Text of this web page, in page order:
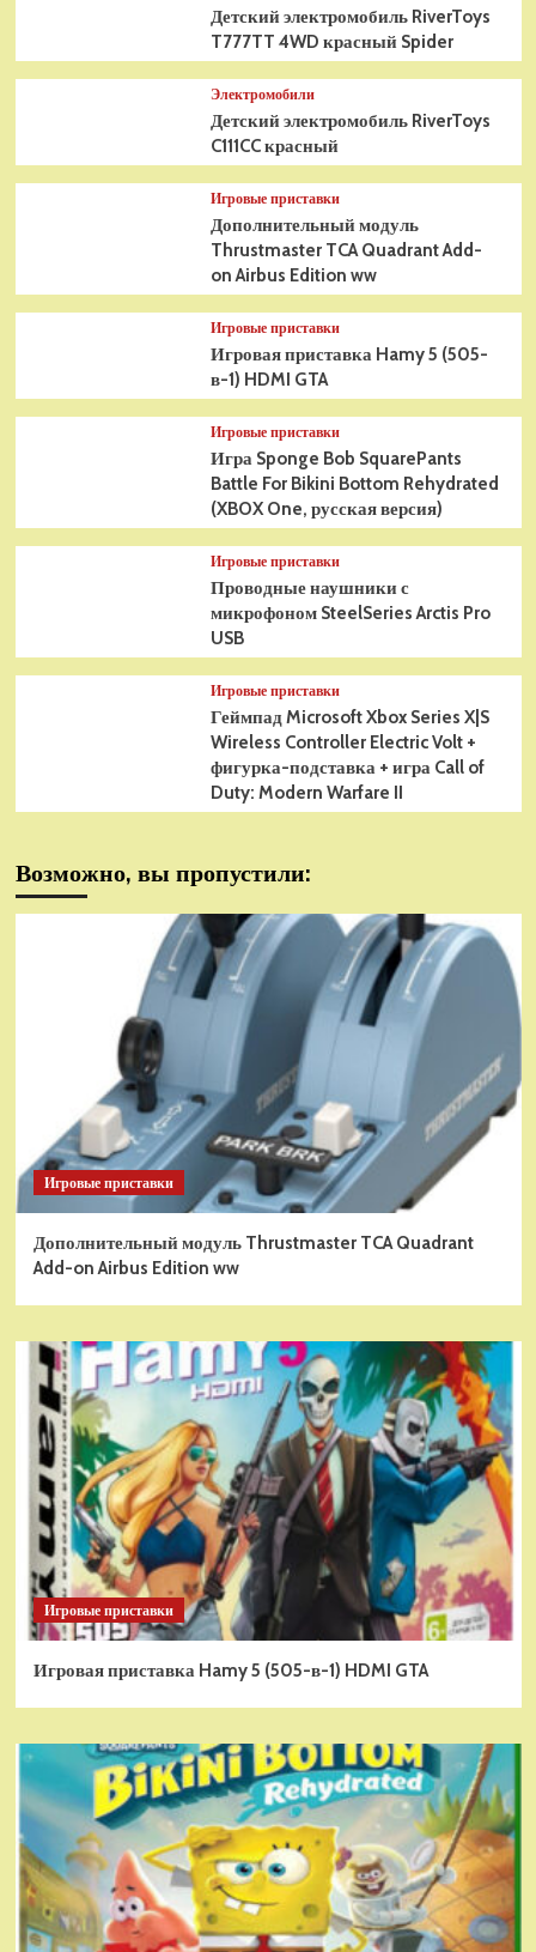
Детский электромобиль RiverToys
T777TT 4WD красный Spider
Электромобили
Детский электромобиль RiverToys
C111CC красный
Игровые приставки
Дополнительный модуль
Thrustmaster TCA Quadrant Add-
on Airbus Edition ww
Игровые приставки
Игровая приставка Hamy 5 (505-
в-1) HDMI GTA
Игровые приставки
Игра Sponge Bob SquarePants
Battle For Bikini Bottom Rehydrated
(XBOX One, русская версия)
Игровые приставки
Проводные наушники с
микрофоном SteelSeries Arctis Pro
USB
Игровые приставки
Геймпад Microsoft Xbox Series X|S
Wireless Controller Electric Volt +
фигурка-подставка + игра Call of
Duty: Modern Warfare II
Возможно, вы пропустили:
Игровые приставки
Дополнительный модуль Thrustmaster TCA Quadrant
Add-on Airbus Edition ww
Игровые приставки
Игровая приставка Hamy 5 (505-в-1) HDMI GTA